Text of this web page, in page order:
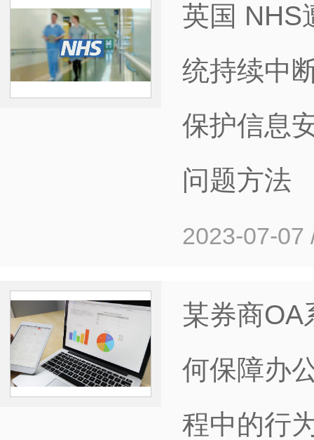
英国 NHS
统持续中
保护信息
问题方法
2023-07-07
某券商OA
何保障办
程中的行